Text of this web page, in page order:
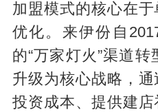
加盟模式的核心在
优化。来伊份自
的“万家灯火”渠道
升级为核心战略，
投资成本、提供建